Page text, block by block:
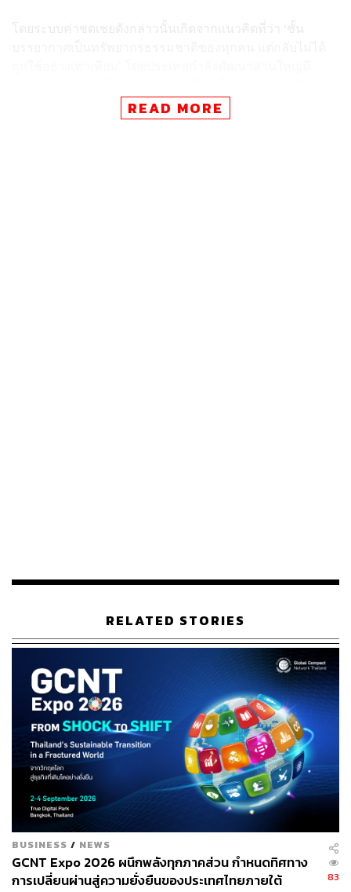
โดยระบบค่าชดเชยดังกล่าวนั้นเกิดจากแนวคิดที่ว่า ‘ชั้น
หากเทียบกับประเทศร่ำรวยตั้งแต่อดีตจนถึงปัจจุบัน ซึ่ง
โครงการนี้เป็นครั้งแรกที่เสนอให้ประเทศมหาอำนาจต้องรับ
วิจัยแห่งสถาบันวิจัยด้านความยั่งยืน มหาวิทยาลัยลีดส์ กล่าว
ว่า “โครงการนี้เป็นเรื่องของความยุติธรรมด้านสภาพอากาศ
หากเราขอให้ประเทศต่างๆ ลดการปล่อยก๊าซเรือนกระจก
อย่างรวดเร็ว พวกเขาก็ควรได้รับการชดเชยจากภาระที่ไม่
ยุติธรรมนี้ เพราะพวกเขาไม่ได้มีส่วนร่วมในการทำลายชั้น
บรรยากาศตั้งแต่ต้น”
คณะกรรมการระหว่างรัฐบาลว่าด้วยการเปลี่ยนแปลงสภาพ
ภูมิอากาศ (IPCC) ระบุว่า เพื่อรักษาอุณหภูมิของโลกไม่ให้
ทะลุเพดาน 1.5 องศาเซลเซียสเหนือระดับก่อนยุค
อุตสาหกรรม สัดส่วนงบประมาณคาร์บอนของทั้งโลกตั้งแต่ปี
1960 จะอยู่ที่ 1.8 ล้านล้านตัน
นักวิจัยหลายคนจึงตั้งคำถามว่า จาก 168 ประเทศทั่วโลก มีกี่
READ MORE
RELATED STORIES
BUSINESS / NEWS
GCNT Expo 2026 ผนึกพลังทุกภาคส่วน กำหนดทิศทาง
การเปลี่ยนผ่านสู่ความยั่งยืนของประเทศไทยภายใต้
83